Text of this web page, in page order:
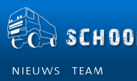
nieuws
team